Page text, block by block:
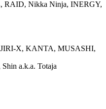
RAID, Nikka Ninja, INERGY,
X, KANTA, MUSASHI,
a.k.a. Totaja